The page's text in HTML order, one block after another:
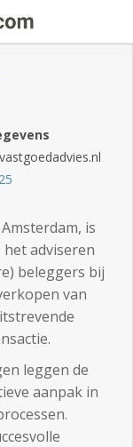
is
adviseren
beleggers bij
van
leggen de
aanpak in